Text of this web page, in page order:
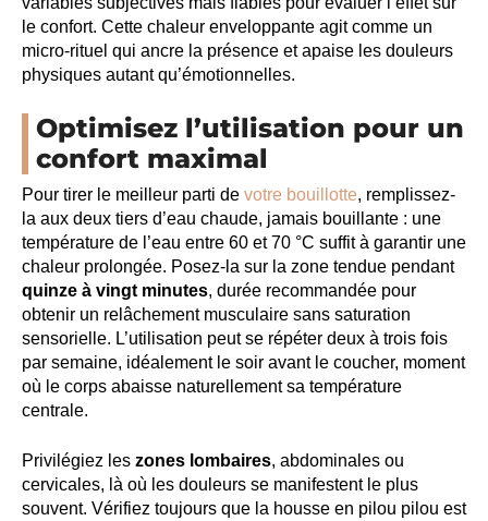
le confort. Cette chaleur enveloppante agit comme un
micro-rituel qui ancre la présence et apaise les douleurs
physiques autant qu’émotionnelles.
Optimisez l’utilisation pour un
confort maximal
Pour tirer le meilleur parti de votre bouillotte, remplissez-
la aux deux tiers d’eau chaude, jamais bouillante : une
température de l’eau entre 60 et 70 °C suffit à garantir une
chaleur prolongée. Posez-la sur la zone tendue pendant
quinze à vingt minutes, durée recommandée pour
obtenir un relâchement musculaire sans saturation
sensorielle. L’utilisation peut se répéter deux à trois fois
par semaine, idéalement le soir avant le coucher, moment
où le corps abaisse naturellement sa température
centrale.
Privilégiez les zones lombaires, abdominales ou
cervicales, là où les douleurs se manifestent le plus
souvent. Vérifiez toujours que la housse en pilou pilou est